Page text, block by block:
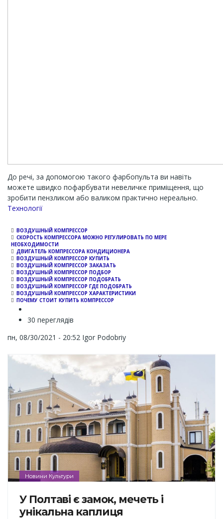
До речі, за допомогою такого фарбопульта ви навіть
можете швидко пофарбувати невеличке приміщення, що
зробити пензликом або валиком практично нереально.
Channel
Технології
ВОЗДУШНЫЙ КОМПРЕССОР
СКОРОСТЬ КОМПРЕССОРА МОЖНО РЕГУЛИРОВАТЬ ПО МЕРЕ
НЕОБХОДИМОСТИ
ДВИГАТЕЛЬ КОМПРЕССОРА КОНДИЦИОНЕРА
ВОЗДУШНЫЙ КОМПРЕССОР КУПИТЬ
ВОЗДУШНЫЙ КОМПРЕССОР ЗАКАЗАТЬ
ВОЗДУШНЫЙ КОМПРЕССОР ПОДБОР
ВОЗДУШНЫЙ КОМПРЕССОР ПОДОБРАТЬ
ВОЗДУШНЫЙ КОМПРЕССОР ГДЕ ПОДОБРАТЬ
ВОЗДУШНЫЙ КОМПРЕССОР ХАРАКТЕРИСТИКИ
ПОЧЕМУ СТОИТ КУПИТЬ КОМПРЕССОР
30 переглядів
пн, 08/30/2021 - 20:52 Igor Podobriy
Новини Культури
У Полтаві є замок, мечеть і
унікальна каплиця